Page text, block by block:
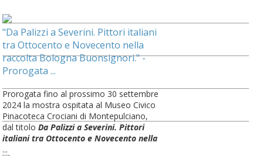
"Da Palizzi a Severini. Pittori italiani
tra Ottocento e Novecento nella
raccolta Bologna Buonsignori." -
Prorogata ...
Prorogata fino al prossimo 30 settembre
2024 la mostra ospitata al Museo Civico
Pinacoteca Crociani di Montepulciano,
dal titoloDa Palizzi a Severini. Pittori
italiani tra Ottocento e Novecento nella
...